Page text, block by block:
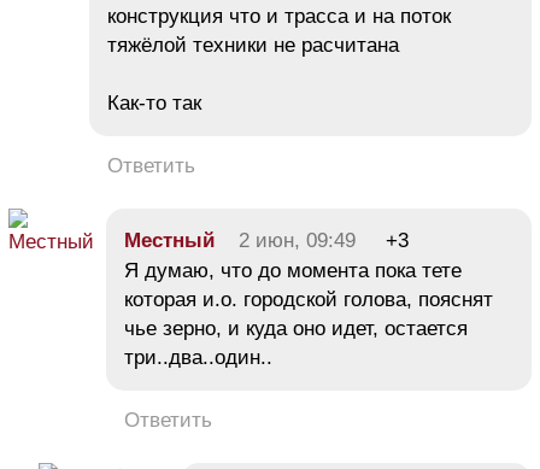
конструкция что и трасса и на поток
тяжёлой техники не расчитана
Как-то так
Ответить
Местный 2 июн, 09:49
+3
Я думаю, что до момента пока тете
которая и.о. городской голова, пояснят
чье зерно, и куда оно идет, остается
три..два..один..
Ответить